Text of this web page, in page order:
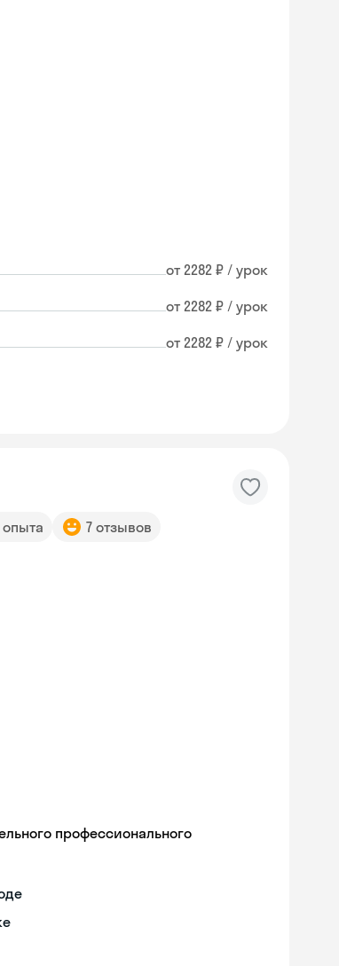
от 2282 ₽ / урок
от 2282 ₽ / урок
от 2282 ₽ / урок
опыта 7 отзывов
профессионального